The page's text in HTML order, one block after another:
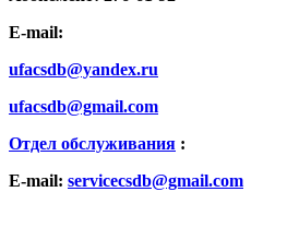
E-mail:
ufacsdb@yandex.ru
ufacsdb@gmail.com
Отдел обслуживания :
E-mail: servicecsdb@gmail.com